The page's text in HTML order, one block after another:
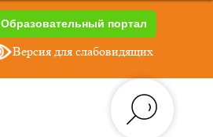
Образовательный портал
Версия для слабовидящих